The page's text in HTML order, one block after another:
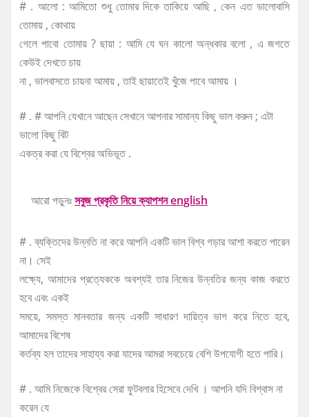
# . আলো : আমিতো শুধু তোমার দিকে তাকিয়ে আছি , কেন এত ভালোবাসি
তোমায় , কোথায়
গেলে পাবো তোমায় ? ছায়া : আমি যে ঘন কালো অন্ধকার বলো , এ জগতে
কেউই দেখতে চায়
না , ভালবাসতে চায়না আমায় , তাই ছায়াতেই খুঁজে পাবে আমায় ।
# . # আপনি যেখানে আছেন সেখানে আপনার সামান্য কিছু ভাল করুন ; এটা
ভালো কিছু বিট
একত্র করা যে বিশ্বের অভিভূত .
আরো পড়ুনঃসবুজ প্রকৃতি নিয়ে ক্যাপশন english
# . ব্যক্তিদের উন্নতি না করে আপনি একটি ভাল বিশ্ব গড়ার আশা করতে পারেন
না। সেই
লক্ষ্যে, আমাদের প্রত্যেককে অবশ্যই তার নিজের উন্নতির জন্য কাজ করতে
হবে এবং একই
সময়ে, সমস্ত মানবতার জন্য একটি সাধারণ দায়িত্ব ভাগ করে নিতে হবে,
আমাদের বিশেষ
কর্তব্য হল তাদের সাহায্য করা যাদের আমরা সবচেয়ে বেশি উপযোগী হতে পারি।
# . আমি নিজেকে বিশ্বের সেরা ফুটবলার হিসেবে দেখি । আপনি যদি বিশ্বাস না
করেন যে